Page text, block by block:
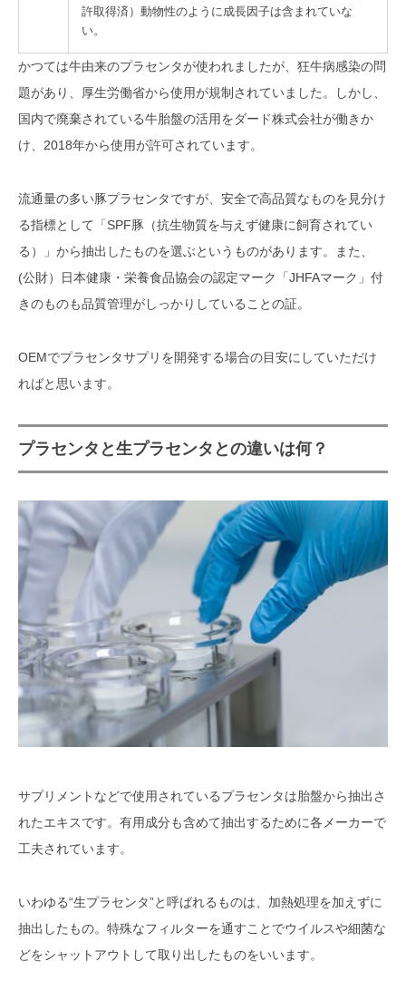
許取得済）動物性のように成長因子は含まれていな
い。
かつては牛由来のプラセンタが使われましたが、狂牛病感染の問
題があり、厚生労働省から使用が規制されていました。しかし、
国内で廃棄されている牛胎盤の活用をダード株式会社が働きか
け、2018年から使用が許可されています。
流通量の多い豚プラセンタですが、安全で高品質なものを見分け
る指標として「SPF豚（抗生物質を与えず健康に飼育されてい
る）」から抽出したものを選ぶというものがあります。また、
(公財）日本健康・栄養食品協会の認定マーク「JHFAマーク」付
きのものも品質管理がしっかりしていることの証。
OEMでプラセンタサプリを開発する場合の目安にしていただけ
ればと思います。
プラセンタと生プラセンタとの違いは何？
サプリメントなどで使用されているプラセンタは胎盤から抽出さ
れたエキスです。有用成分も含めて抽出するために各メーカーで
工夫されています。
いわゆる“生プラセンタ”と呼ばれるものは、加熱処理を加えずに
抽出したもの。特殊なフィルターを通すことでウイルスや細菌な
どをシャットアウトして取り出したものをいいます。